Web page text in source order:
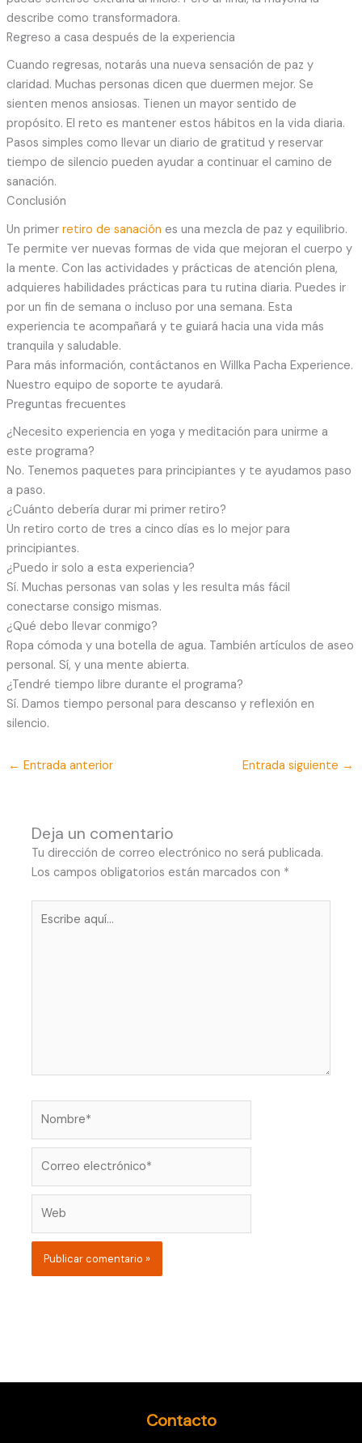
describe como transformadora.
Regreso a casa después de la experiencia
Cuando regresas, notarás una nueva sensación de paz y
claridad. Muchas personas dicen que duermen mejor. Se
sienten menos ansiosas. Tienen un mayor sentido de
propósito. El reto es mantener estos hábitos en la vida diaria.
Pasos simples como llevar un diario de gratitud y reservar
tiempo de silencio pueden ayudar a continuar el camino de
sanación.
Conclusión
Un primer retiro de sanación es una mezcla de paz y equilibrio.
Te permite ver nuevas formas de vida que mejoran el cuerpo y
la mente. Con las actividades y prácticas de atención plena,
adquieres habilidades prácticas para tu rutina diaria. Puedes ir
por un fin de semana o incluso por una semana. Esta
experiencia te acompañará y te guiará hacia una vida más
tranquila y saludable.
Para más información, contáctanos en Willka Pacha Experience.
Nuestro equipo de soporte te ayudará.
Preguntas frecuentes
¿Necesito experiencia en yoga y meditación para unirme a
este programa?
No. Tenemos paquetes para principiantes y te ayudamos paso
a paso.
¿Cuánto debería durar mi primer retiro?
Un retiro corto de tres a cinco días es lo mejor para
principiantes.
¿Puedo ir solo a esta experiencia?
Sí. Muchas personas van solas y les resulta más fácil
conectarse consigo mismas.
¿Qué debo llevar conmigo?
Ropa cómoda y una botella de agua. También artículos de aseo
personal. Sí, y una mente abierta.
¿Tendré tiempo libre durante el programa?
Sí. Damos tiempo personal para descanso y reflexión en
silencio.
← Entrada anterior Entrada siguiente →
Deja un comentario
Tu dirección de correo electrónico no será publicada.
Los campos obligatorios están marcados con *
aquí...
Contacto